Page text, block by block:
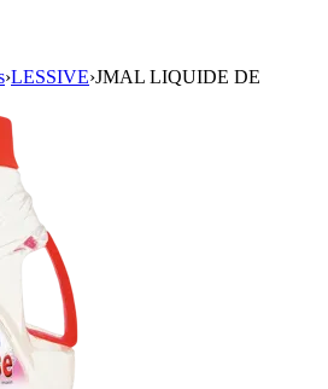
›LESSIVE›JMAL LIQUIDE DE